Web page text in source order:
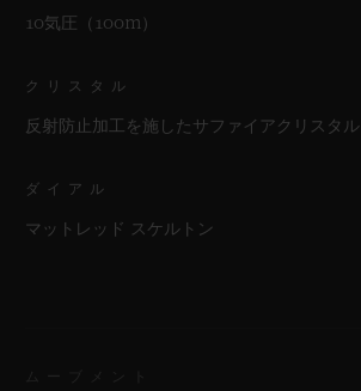
10気圧（100m）
クリスタル
反射防止加工を施したサファイアクリスタル
ダイアル
マットレッド スケルトン